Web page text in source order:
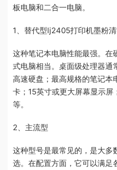
板电脑和二合一电脑。
1、替代型lj2405打印机墨粉清
这种笔记本电脑性能最强。在
式电脑相当。桌面级处理器通
高速硬盘；最高规格的笔记本
卡；15英寸或更大屏幕显示
等。
2、主流型
这种型号是最常见的，是大多
选。在配置方面，它可以满足